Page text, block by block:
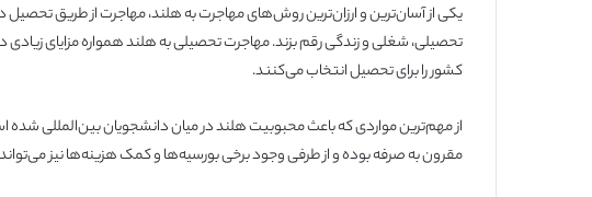
یکی از آسان‌ترین و ارزان‌ترین روش‌های مهاجرت به هلند، مهاجرت از طریق تحصیل
تحصیلی، شغلی و زندگی رقم بزند. مهاجرت تحصیلی به هلند همواره مزایای
کشور را برای تحصیل انتخاب می‌کنند.
از مهم‌ترین مواردی که باعث محبوبیت هلند در میان دانشجویان بین‌المللی
مقرون به صرفه بوده و از طرفی وجود برخی بورسیه‌ها و کمک هزینه‌ها نیز می‌تواند